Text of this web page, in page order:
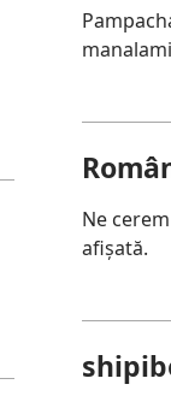
Ne
afișată.